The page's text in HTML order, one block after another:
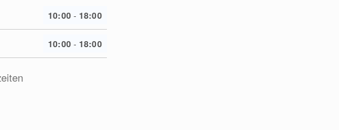
10:00 - 18:00
10:00 - 18:00